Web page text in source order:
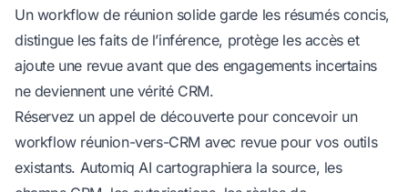
Un workflow de réunion solide garde les résumés concis,
distingue les faits de l’inférence, protège les accès et
ajoute une revue avant que des engagements incertains
ne deviennent une vérité CRM.
Réservez un appel de découverte pour concevoir un
workflow réunion-vers-CRM avec revuepour vos outils
existants. Automiq AI cartographiera la source, les